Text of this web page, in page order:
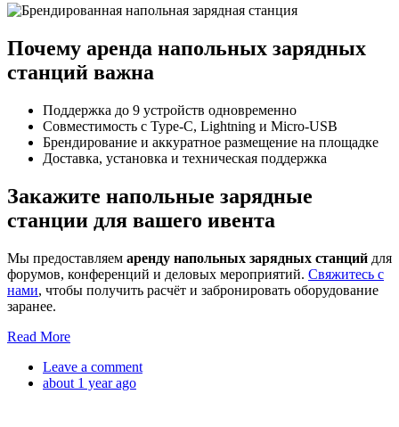
Почему аренда напольных зарядных
станций важна
Поддержка до 9 устройств одновременно
Совместимость с Type-C, Lightning и Micro-USB
Брендирование и аккуратное размещение на площадке
Доставка, установка и техническая поддержка
Закажите напольные зарядные
станции для вашего ивента
Мы предоставляем аренду напольных зарядных станций для
форумов, конференций и деловых мероприятий. Свяжитесь с
нами, чтобы получить расчёт и забронировать оборудование
заранее.
Read More
Leave a comment
about 1 year ago